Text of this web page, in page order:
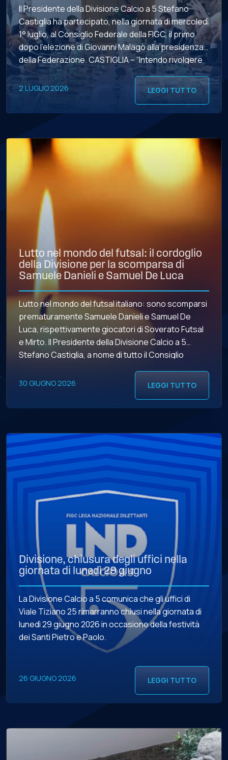
Il Presidente della Divisione Calcio a 5 Stefano
Castiglia ha partecipato, nella giornata di mercoledì
1° luglio, al Consiglio Federale della FIGC, il primo
dopo l’elezione di Giovanni Malagò alla presidenza
della Federazione. CASTIGLIA – “Intendo rivolgere
al Presidente Malagò i migliori auguri di buon lavoro
– esordisce il numero uno di Viale Tiziano -. […]
2 LUGLIO 2026 LEGGI TUTTO
Lutto nel mondo del futsal: il cordoglio
della Divisione per la scomparsa di
Samuele Danieli e Samuel De Luca
Lutto nel mondo del futsal italiano: sono scomparsi
prematuramente Samuele Danieli e Samuel De
Luca, rispettivamente giocatori di Soverato Futsal
e Mirto. Il Presidente della Divisione Calcio a 5
Stefano Castiglia, a nome di tutto il Consiglio
le più sentite condoglianze alle famiglie e ai club.
30 GIUGNO 2026 LEGGI TUTTO
Divisione, chiusura degli uffici nella
giornata di lunedì 29 giugno
La Divisione Calcio a 5 comunica che gli uffici di
Viale Tiziano 25 rimarranno chiusi nella giornata di
lunedì 29 giugno 2026 in occasione della festività
dei Santi Pietro e Paolo.
26 GIUGNO 2026 LEGGI TUTTO